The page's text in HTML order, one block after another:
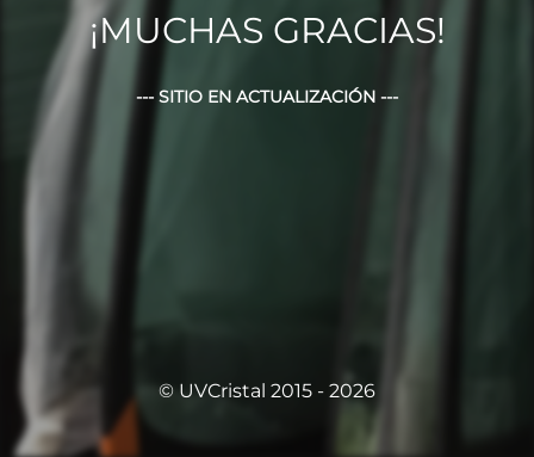
¡MUCHAS GRACIAS!
--- SITIO EN ACTUALIZACIÓN ---
© UVCristal 2015 - 2026